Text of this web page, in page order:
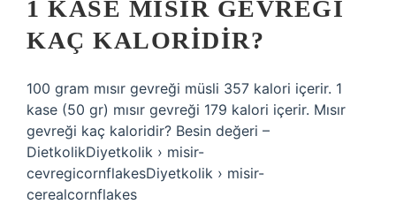
1 KASE MISIR GEVREĞI
KAÇ KALORIDIR?
100 gram mısır gevreği müsli 357 kalori içerir. 1
kase (50 gr) mısır gevreği 179 kalori içerir. Mısır
gevreği kaç kaloridir? Besin değeri –
DietkolikDiyetkolik › misir-
cevregicornflakesDiyetkolik › misir-
cerealcornflakes